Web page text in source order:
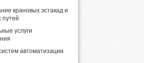
крановых эстакад и
путей
услуги
автоматизации